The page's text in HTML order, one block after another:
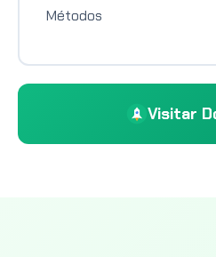
Métodos
Visitar